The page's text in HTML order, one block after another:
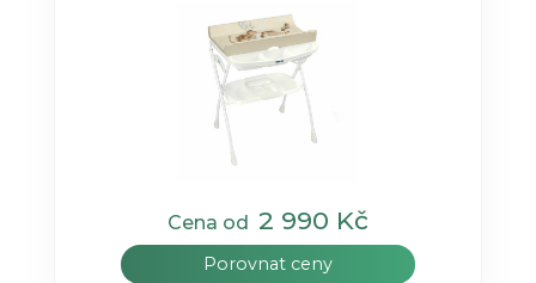
Cena od 2 990 Kč
Porovnat ceny